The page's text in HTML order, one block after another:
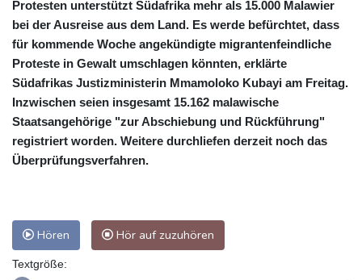
Protesten unterstützt Südafrika mehr als 15.000 Malawier
bei der Ausreise aus dem Land. Es werde befürchtet, dass
für kommende Woche angekündigte migrantenfeindliche
Proteste in Gewalt umschlagen könnten, erklärte
Südafrikas Justizministerin Mmamoloko Kubayi am Freitag.
Inzwischen seien insgesamt 15.162 malawische
Staatsangehörige "zur Abschiebung und Rückführung"
registriert worden. Weitere durchliefen derzeit noch das
Überprüfungsverfahren.
Hören Hör auf zuzuhören
Textgröße: